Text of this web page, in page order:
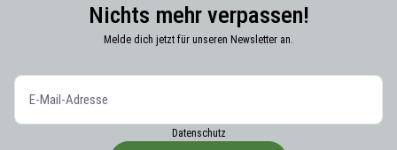
Nichts mehr verpassen!
Melde dich jetzt für unseren Newsletter an.
Datenschutz